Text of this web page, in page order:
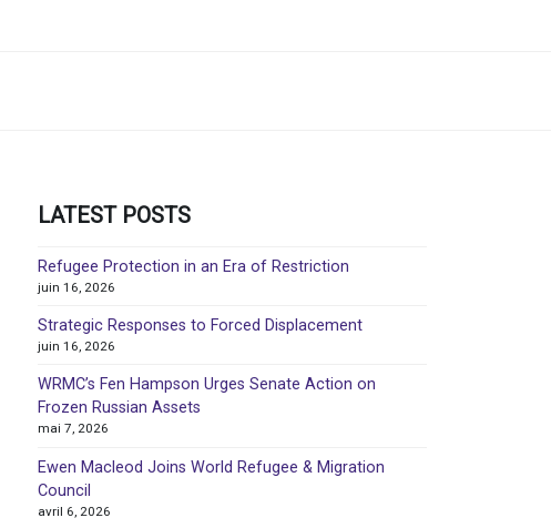
LATEST POSTS
Refugee Protection in an Era of Restriction
juin 16, 2026
Strategic Responses to Forced Displacement
juin 16, 2026
WRMC’s Fen Hampson Urges Senate Action on
Frozen Russian Assets
mai 7, 2026
Ewen Macleod Joins World Refugee & Migration
Council
avril 6, 2026